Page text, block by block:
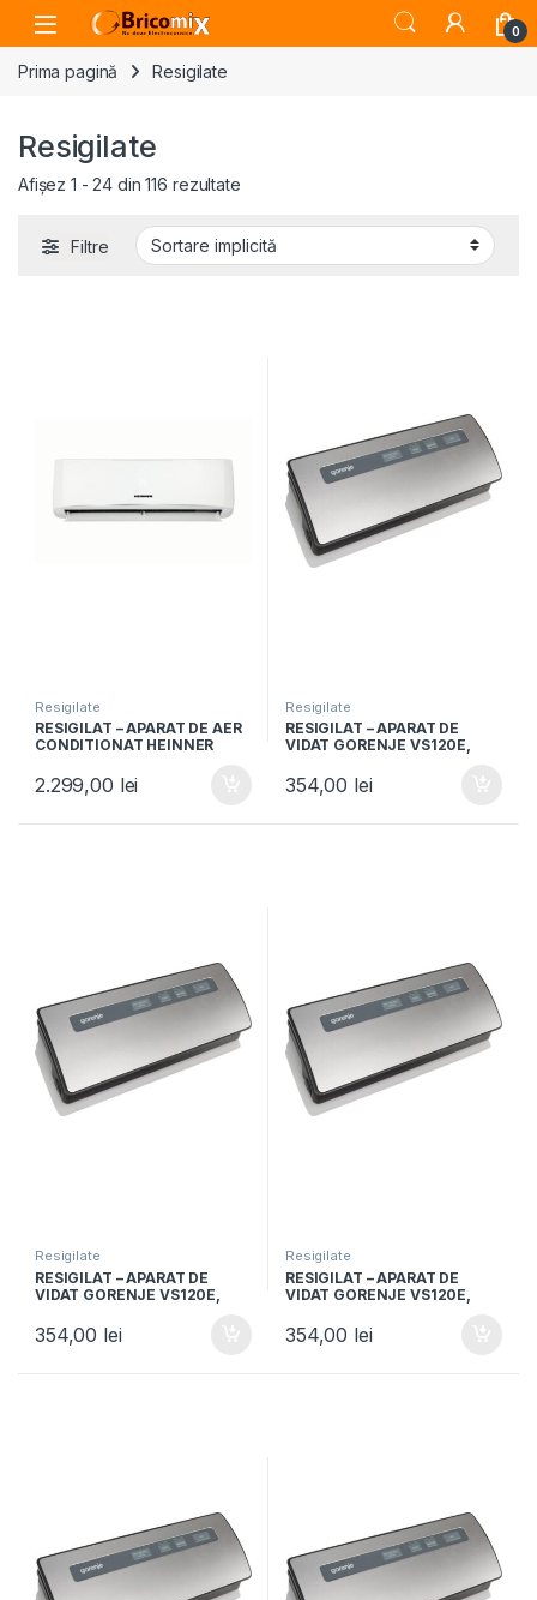
Skip to navigation
Skip to content
Open 0
Prima pagină Resigilate
Resigilate
Afișez 1 - 24 din 116 rezultate
Filtre
Resigilate
RESIGILAT – APARAT DE AER
CONDITIONAT HEINNER
Clasa A++, Timer, Alb
2.299,00 lei
Resigilate
RESIGILAT – APARAT DE
VIDAT GORENJE VS120E,
uscata, Functie sigilare,
Argintiu/Negru
354,00 lei
Resigilate
RESIGILAT – APARAT DE
VIDAT GORENJE VS120E,
uscata, Functie sigilare,
Argintiu/Negru
354,00 lei
Resigilate
RESIGILAT – APARAT DE
VIDAT GORENJE VS120E,
uscata, Functie sigilare,
Argintiu/Negru
354,00 lei